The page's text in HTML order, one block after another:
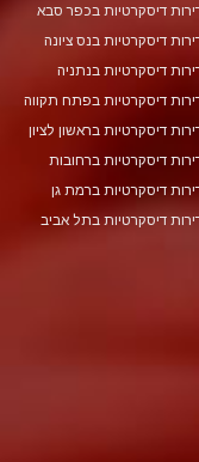
דיסקרטיות בכפר סבא
דיסקרטיות בנס ציונה
דיסקרטיות בנתניה
דיסקרטיות בפתח תקווה
דיסקרטיות בראשון לציון
דיסקרטיות ברחובות
דיסקרטיות ברמת גן
דיסקרטיות בתל אביב